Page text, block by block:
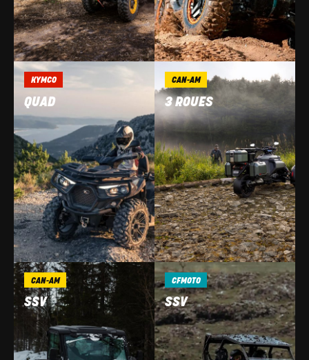
KYMCO
QUAD
CAN-AM
3 ROUES
CAN-AM
SSV
CFMOTO
SSV